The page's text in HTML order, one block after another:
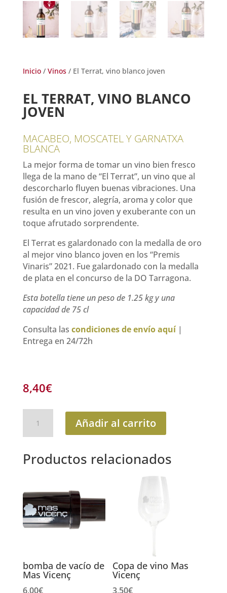
Inicio/ Vinos/ El Terrat, vino blanco joven
EL TERRAT, VINO BLANCO
JOVEN
MACABEO, MOSCATEL Y GARNATXA
BLANCA
La mejor forma de tomar un vino bien fresco
llega de la mano de “El Terrat”, un vino que al
descorcharlo fluyen buenas vibraciones. Una
fusión de frescor, alegría, aroma y color que
resulta en un vino joven y exuberante con un
toque afrutado sorprendente.
El Terrat es galardonado con la medalla de oro
al mejor vino blanco joven en los “Premis
Vinaris” 2021. Fue galardonado con la medalla
de plata en el concurso de la DO Tarragona.
Esta botella tiene un peso de 1.25 kg y una
capacidad de 75 cl
Consulta las condiciones de envío aquí |
Entrega en 24/72h
8,40€
Terrat,
vino
joven
Añadir al carrito
Productos relacionados
bomba de vacío de
Mas Vicenç
6,00€
Copa de vino Mas
Vicenç
3,50€